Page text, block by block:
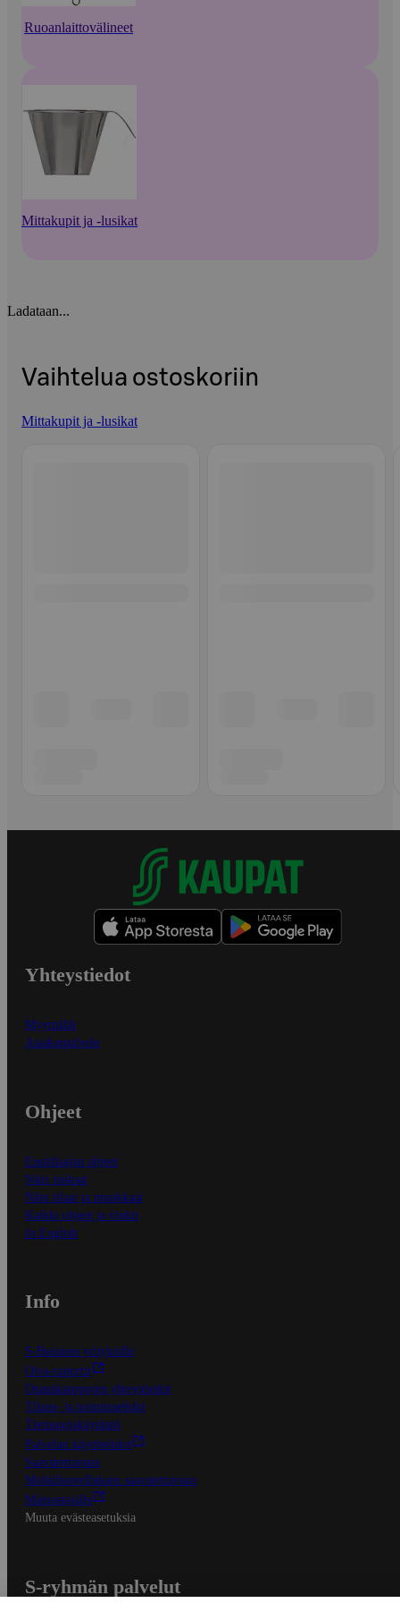
Ruoanlaittovälineet
Mittakupit ja -lusikat
Ladataan...
Vaihtelua ostoskoriin
Mittakupit ja -lusikat
Yhteystiedot
Myymälät
Asiakaspalvelu
Ohjeet
Ensitilaajan ohjeet
Näin maksat
Näin tilaat ja muokkaat
Kaikki ohjeet ja vinkit
In English
Info
S-Business yrityksille
Oiva-raportit
Osuuskauppojen yhteystiedot
Tilaus- ja toimitusehdot
Tietosuojakäytäntö
Palvelun käyttöehdot
Saavutettavuus
Mobiilisovelluksen saavutettavuus
Mainostajalle
Muuta evästeasetuksia
S-ryhmän palvelut